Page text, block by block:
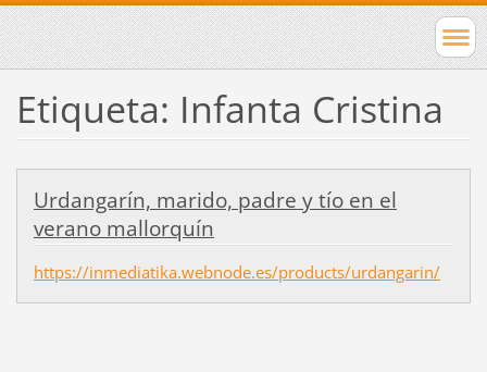
Etiqueta: Infanta Cristina
Urdangarín, marido, padre y tío en el
verano mallorquín
https://inmediatika.webnode.es/products/urdangarin/